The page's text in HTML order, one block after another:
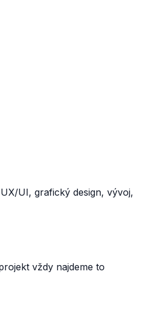
UI, grafický design, vývoj,
vždy najdeme to